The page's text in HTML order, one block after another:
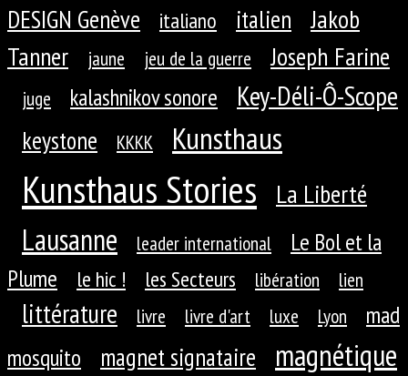
DESIGN Genève
italiano italien
Jakob
Tanner
jaune jeu de la guerre Joseph Farine
juge kalashnikov sonore Key-Déli-Ô-Scope
keystone KKKK Kunsthaus
Kunsthaus Stories La Liberté
Lausanne leader international
Le Bol et la
Plume
le hic ! les Secteurs libération lien
littérature livre livre d'art luxe Lyon
mad
mosquito
magnet signataire magnétique